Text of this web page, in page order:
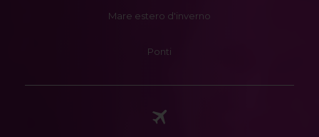
Mare estero d'inverno
Ponti